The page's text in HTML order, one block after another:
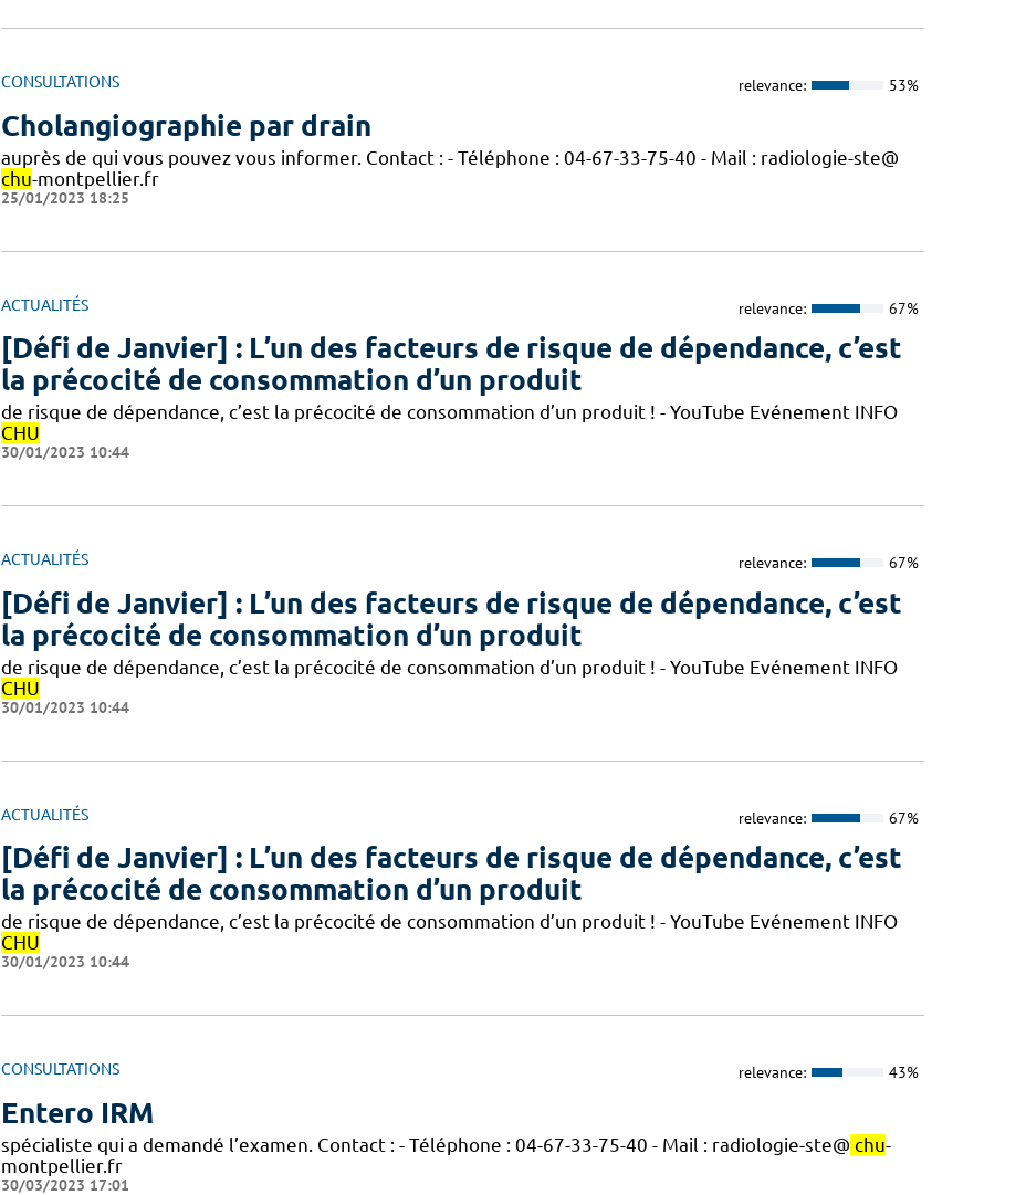
CONSULTATIONS relevance: 53%
Cholangiographie par drain
auprès de qui vous pouvez vous informer. Contact : - Téléphone : 04-67-33-75-40 - Mail : radiologie-ste@
chu-montpellier.fr
25/01/2023 18:25
ACTUALITÉS relevance: 67%
[Défi de Janvier] : L’un des facteurs de risque de dépendance, c’est
la précocité de consommation d’un produit
de risque de dépendance, c’est la précocité de consommation d’un produit ! - YouTube Evénement INFO
CHU
30/01/2023 10:44
ACTUALITÉS relevance: 67%
[Défi de Janvier] : L’un des facteurs de risque de dépendance, c’est
la précocité de consommation d’un produit
de risque de dépendance, c’est la précocité de consommation d’un produit ! - YouTube Evénement INFO
CHU
30/01/2023 10:44
ACTUALITÉS relevance: 67%
[Défi de Janvier] : L’un des facteurs de risque de dépendance, c’est
la précocité de consommation d’un produit
de risque de dépendance, c’est la précocité de consommation d’un produit ! - YouTube Evénement INFO
CHU
30/01/2023 10:44
CONSULTATIONS relevance: 43%
Entero IRM
spécialiste qui a demandé l’examen. Contact : - Téléphone : 04-67-33-75-40 - Mail : radiologie-ste@ chu-
montpellier.fr
30/03/2023 17:01